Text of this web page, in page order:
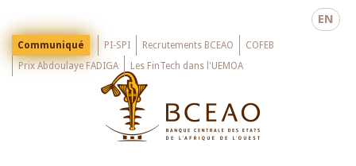
main
EN
Menu
Top
Communiqué PI-SPI Recrutements BCEAO
COFEB
Prix Abdoulaye FADIGA
Les FinTech dans l'UEMOA